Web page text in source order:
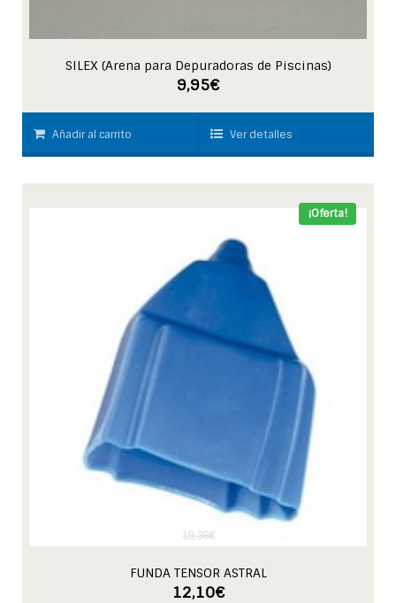
SILEX (Arena para Depuradoras de Piscinas)
9,95€
Añadir al carrito Ver detalles
¡Oferta!
FUNDA TENSOR ASTRAL
19,36€
12,10€